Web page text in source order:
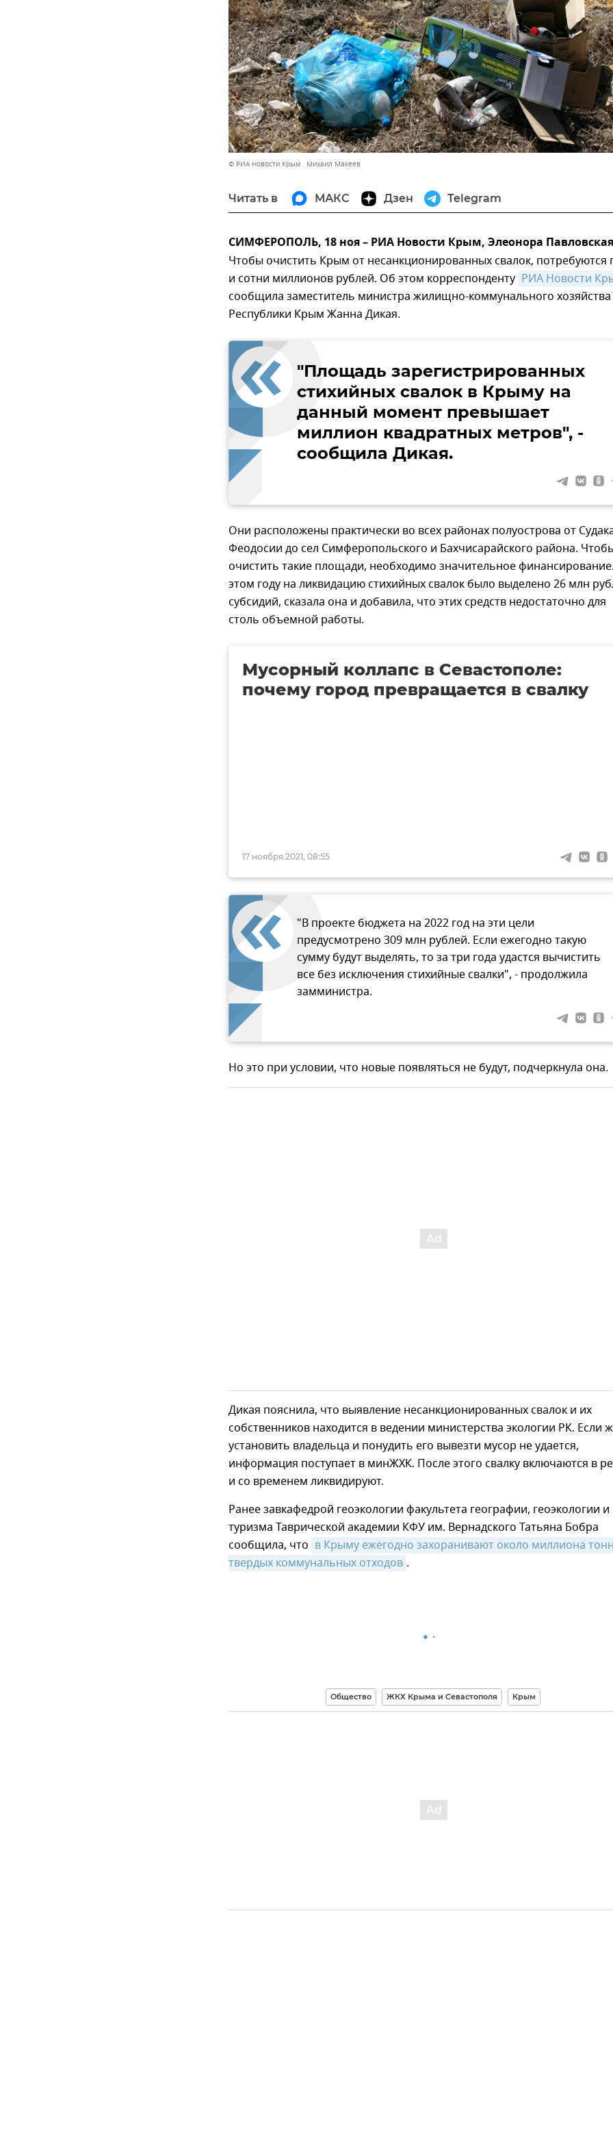
© РИА Новости Крым . Михаил Макеев
Читать в МАКС Дзен Telegram
СИМФЕРОПОЛЬ, 18 ноя – РИА Новости Крым, Элеонора
Чтобы очистить Крым от несанкционированных свалок, потребуются
и сотни миллионов рублей. Об этом корреспонденту РИА Новости
сообщила заместитель министра жилищно-коммунального хозяйства
Республики Крым Жанна Дикая.
"Площадь зарегистрированных
стихийных свалок в Крыму на
данный момент превышает
миллион квадратных метров", -
сообщила Дикая.
Они расположены практически во всех районах полуострова от
Феодосии до сел Симферопольского и Бахчисарайского района.
очистить такие площади, необходимо значительное
этом году на ликвидацию стихийных свалок было выделено 26 млн
субсидий, сказала она и добавила, что этих средств недостаточно для
столь объемной работы.
17 ноября 2021, 08:55
Мусорный коллапс в Севастополе:
почему город превращается в свалку
"В проекте бюджета на 2022 год на эти цели
предусмотрено 309 млн рублей. Если ежегодно такую
сумму будут выделять, то за три года удастся вычистить
все без исключения стихийные свалки", - продолжила
замминистра.
Но это при условии, что новые появляться не будут, подчеркнула она.
Дикая пояснила, что выявление несанкционированных свалок и их
собственников находится в ведении министерства экологии РК. Если
установить владельца и понудить его вывезти мусор не удается,
информация поступает в минЖХК. После этого свалку включаются в
и со временем ликвидируют.
Ранее завкафедрой геоэкологии факультета географии, геоэкологии и
туризма Таврической академии КФУ им. Вернадского Татьяна Бобра
сообщила, что в Крыму ежегодно захоранивают около миллиона тонн
твердых коммунальных отходов .
Общество ЖКХ Крыма и Севастополя Крым